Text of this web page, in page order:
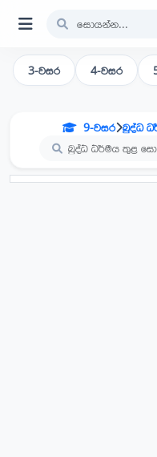
3-වසර 4-වසර
9-වසර බුද්ධ